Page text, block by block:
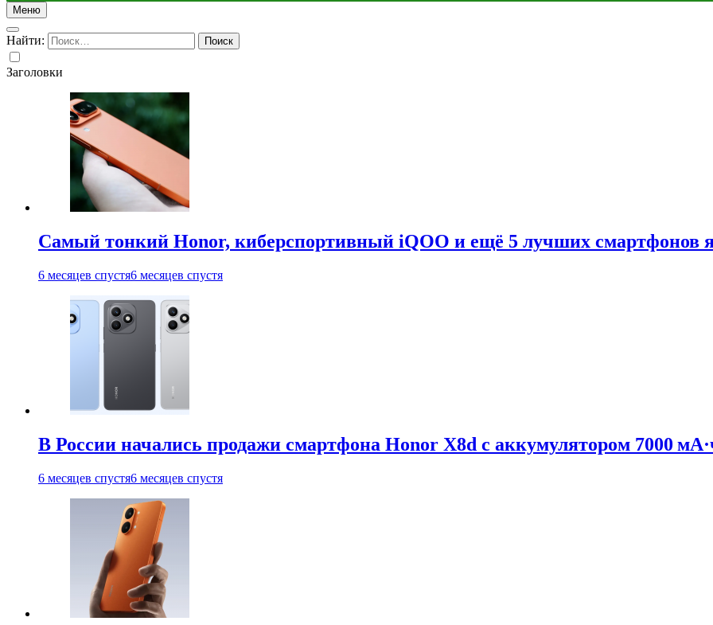
Меню
Найти:
Заголовки
Самый тонкий Honor, киберспортивный iQOO и ещё 5 лучших смартфонов
6 месяцев спустя6 месяцев спустя
В России начались продажи смартфона Honor X8d с аккумулятором 7000
6 месяцев спустя6 месяцев спустя